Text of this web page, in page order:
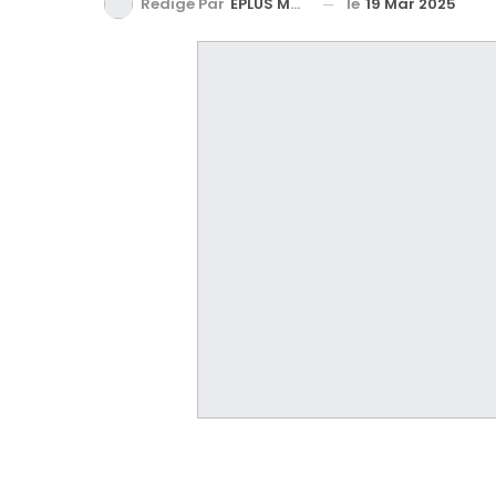
Redigé Par EPLUS MEDIA TV